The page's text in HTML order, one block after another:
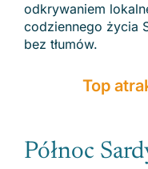
odkrywaniem
codziennego życia
bez tłumów.
Top
Północ